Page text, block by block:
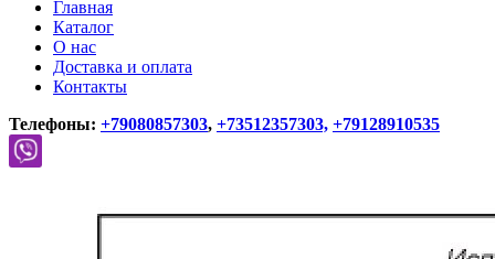
Главная
Каталог
О нас
Доставка и оплата
Контакты
Телефоны: +79080857303, +73512357303, +79128910535